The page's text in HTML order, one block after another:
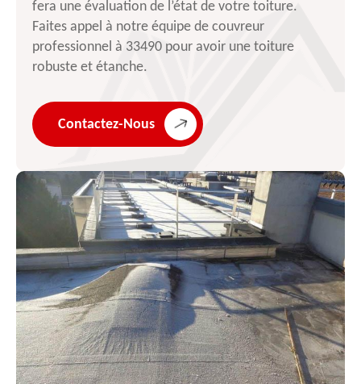
fera une évaluation de l’état de votre toiture.
Faites appel à notre équipe de couvreur
professionnel à 33490 pour avoir une toiture
robuste et étanche.
Contactez-Nous